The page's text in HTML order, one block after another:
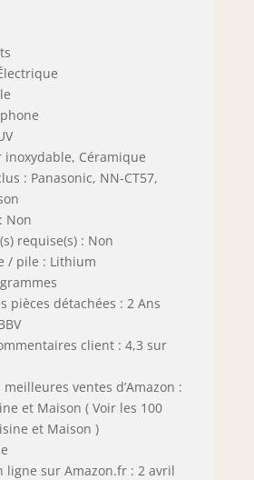
inoxydable, Céramique
: Panasonic, NN-CT57,
Non
requise(s) : Non
/ pile : Lithium
pièces détachées : 2 Ans
client : 4,3 sur
ventes d’Amazon :
et Maison ( Voir les 100
et Maison )
ligne sur Amazon.fr : 2 avril